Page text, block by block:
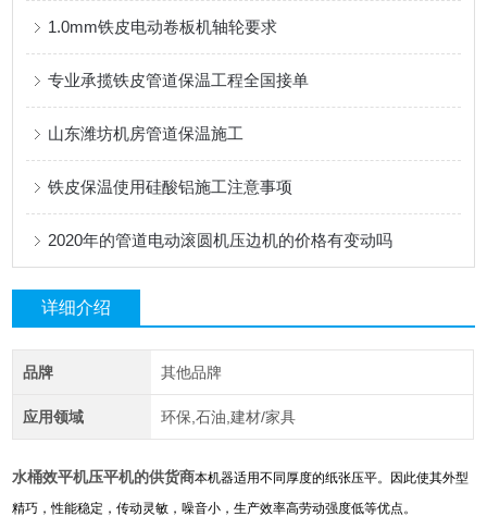
1.0mm铁皮电动卷板机轴轮要求
专业承揽铁皮管道保温工程全国接单
山东潍坊机房管道保温施工
铁皮保温使用硅酸铝施工注意事项
2020年的管道电动滚圆机压边机的价格有变动吗
详细介绍
品牌 其他品牌
应用领域 环保,石油,建材/家具
水桶效平机压平机的供货商本机器适用不同厚度的纸张压平。因此使其外型
精巧，性能稳定，传动灵敏，噪音小，生产效率高劳动强度低等优点。